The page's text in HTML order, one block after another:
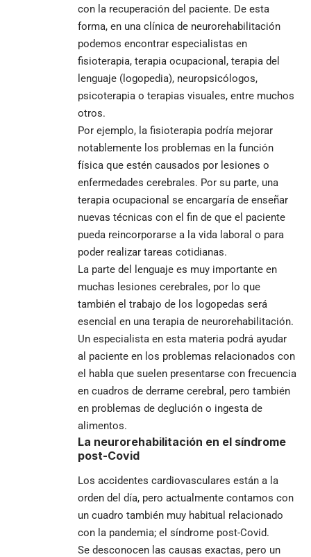
con la recuperación del paciente. De esta
forma, en una clínica de neurorehabilitación
podemos encontrar especialistas en
fisioterapia, terapia ocupacional, terapia del
lenguaje (logopedia), neuropsicólogos,
psicoterapia o terapias visuales, entre muchos
otros.
Por ejemplo, la fisioterapia podría mejorar
notablemente los problemas en la función
física que estén causados por lesiones o
enfermedades cerebrales. Por su parte, una
terapia ocupacional se encargaría de enseñar
nuevas técnicas con el fin de que el paciente
pueda reincorporarse a la vida laboral o para
poder realizar tareas cotidianas.
La parte del lenguaje es muy importante en
muchas lesiones cerebrales, por lo que
también el trabajo de los logopedas será
esencial en una terapia de neurorehabilitación.
Un especialista en esta materia podrá ayudar
al paciente en los problemas relacionados con
el habla que suelen presentarse con frecuencia
en cuadros de derrame cerebral, pero también
en problemas de deglución o ingesta de
alimentos.
La neurorehabilitación en el síndrome
post-Covid
Los accidentes cardiovasculares están a la
orden del día, pero actualmente contamos con
un cuadro también muy habitual relacionado
con la pandemia; el síndrome post-Covid.
Se desconocen las causas exactas, pero un